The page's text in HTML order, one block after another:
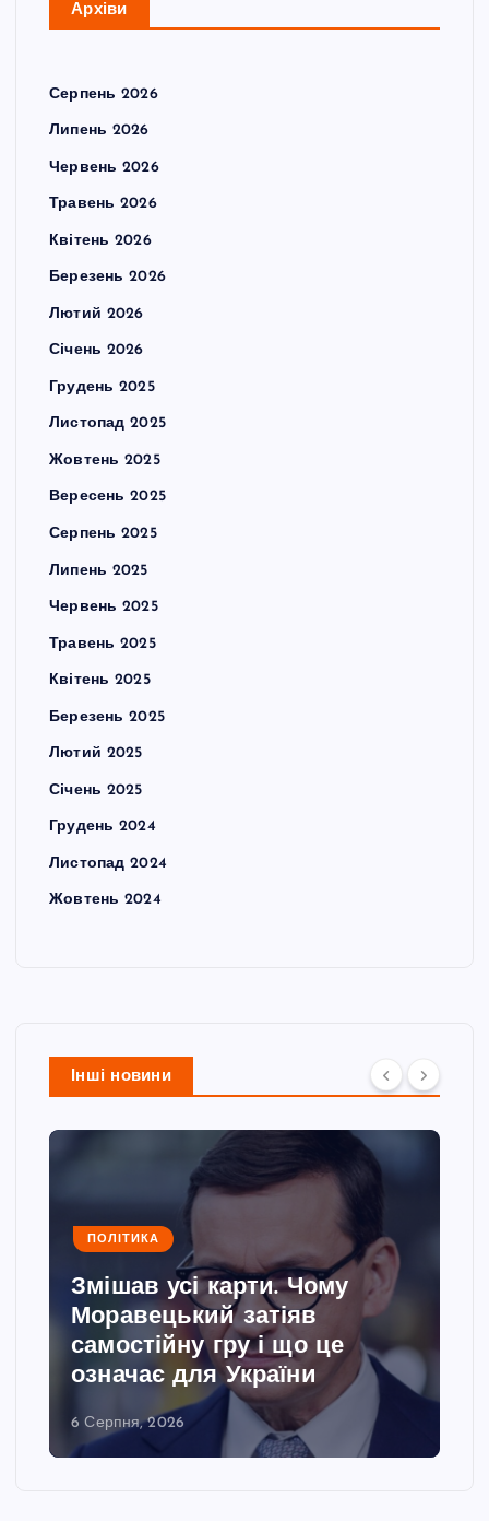
Архіви
Серпень 2026
Липень 2026
Червень 2026
Травень 2026
Квітень 2026
Березень 2026
Лютий 2026
Січень 2026
Грудень 2025
Листопад 2025
Жовтень 2025
Вересень 2025
Серпень 2025
Липень 2025
Червень 2025
Травень 2025
Квітень 2025
Березень 2025
Лютий 2025
Січень 2025
Грудень 2024
Листопад 2024
Жовтень 2024
Інші новини
ПОЛІТИКА
Змішав усі карти. Чому
Моравецький затіяв
самостійну гру і що це
означає для України
6 Серпня, 2026